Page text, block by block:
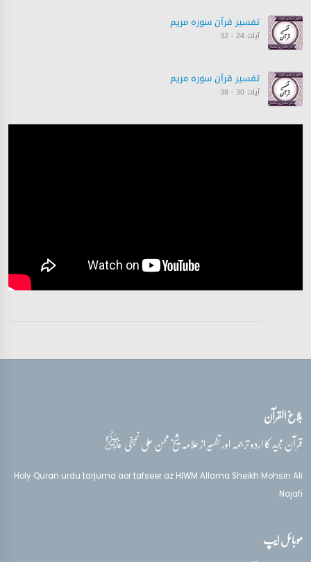
تفسیر قرآن سورہ ‎مريم
آیات 24 - 32
تفسیر قرآن سورہ ‎مريم
آیات 30 - 38
تفسیر قرآن سورہ ‎مريم
تفسیر قرآن سورہ ‎مريم
بلاغ القرآن
قرآن مجید کا اردو ترجمہ اور تفسیر از علامہ شیخ محسن علی نجفیقدس‌سره
Holy Quran urdu tarjuma aor tafseer az HIWM Allama Sheikh Mohsin Ali
Najafi
موبائل ایپ